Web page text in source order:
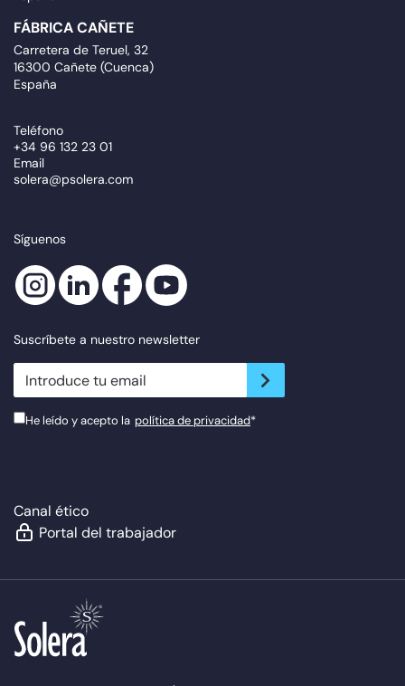
FÁBRICA CAÑETE
Carretera de Teruel, 32
16300 Cañete (Cuenca)
España
Teléfono
+34 96 132 23 01
Email
solera@psolera.com
Síguenos
Suscríbete a nuestro newsletter
newsletter.suscribe
He leído y acepto la política de privacidad*
Canal ético
Portal del trabajador